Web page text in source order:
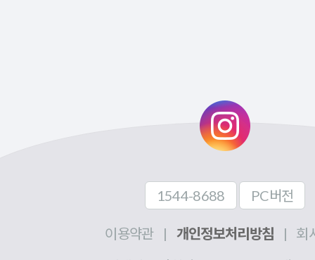
1544-8688 PC버전
이용약관 | 개인정보처리방침 |
회